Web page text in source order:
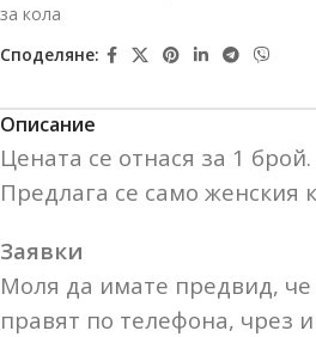
за кола
Споделяне:
Описание
Цената се отнася за 1 брой.
Предлага се само женския
Заявки
Моля да имате предвид, че
правят по телефона, чрез